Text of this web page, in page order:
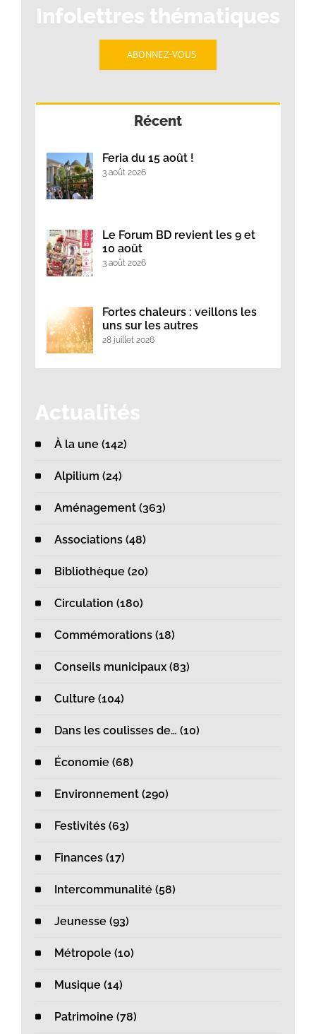
Infolettres thématiques
ABONNEZ-VOUS
Récent
Feria du 15 août !
3 août 2026
Le Forum BD revient les 9 et
10 août
3 août 2026
Fortes chaleurs : veillons les
uns sur les autres
28 juillet 2026
Actualités
À la une (142)
Alpilium (24)
Aménagement (363)
Associations (48)
Bibliothèque (20)
Circulation (180)
Commémorations (18)
Conseils municipaux (83)
Culture (104)
Dans les coulisses de… (10)
Économie (68)
Environnement (290)
Festivités (63)
Finances (17)
Intercommunalité (58)
Jeunesse (93)
Métropole (10)
Musique (14)
Patrimoine (78)